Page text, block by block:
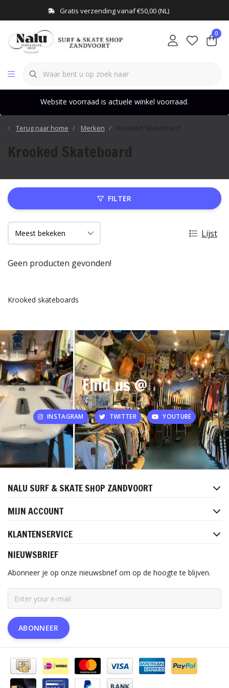
Gratis verzending vanaf €50,00 (NL)
0
Website voorraad is actuele winkel voorraad.
Terug naar home Merken Krooked Skateboard
Krooked Skateboard
FILTER
Lijst
Geen producten gevonden!
Krooked skateboards
Find us @
INSTAGRAM TWITTER YOUTUBE
NALU SURF & SKATE SHOP ZANDVOORT
MIJN ACCOUNT
KLANTENSERVICE
NIEUWSBRIEF
Abonneer je op onze nieuwsbrief om op de hoogte te blijven.
ABONNEER